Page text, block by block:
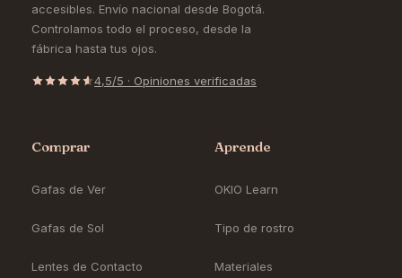
accesibles. Envío nacional desde Bogotá.
Controlamos todo el proceso, desde la
fábrica hasta tus ojos.
4,5/5 · Opiniones verificadas
Comprar
Gafas de Ver
Gafas de Sol
Lentes de Contacto
Aprende
OKIO Learn
Tipo de rostro
Materiales